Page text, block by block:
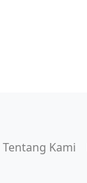
Tentang Kami